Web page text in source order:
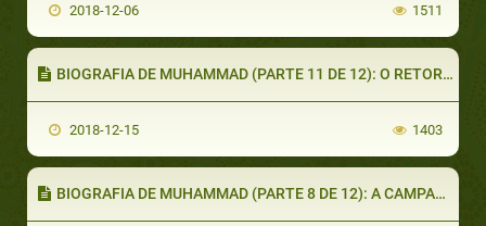
2018-12-06 1511
BIOGRAFIA DE MUHAMMAD (PARTE 11 DE 12): O RETORNO À MECA
2018-12-15 1403
BIOGRAFIA DE MUHAMMAD (PARTE 8 DE 12): A CAMPANHA DE BADR